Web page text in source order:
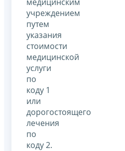
учреждением
путем
указания
стоимости
медицинской
услуги
по
коду 1
или
дорогостоящего
лечения
по
коду 2.